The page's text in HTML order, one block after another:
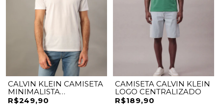
CALVIN KLEIN CAMISETA
MINIMALISTA
MASCULINO CKJM130
R$249,90
CAMISETA CALVIN KLEIN
LOGO CENTRALIZADO
R$189,90